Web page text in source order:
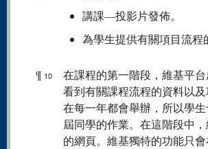
講課—投影片發佈。
為學生提供有關項目流
¶ 10
在課程的第一階段，維基平
看到有關課程流程的資料以
在每一年都會舉辦，所以學
屆同學的作業。在這階段中
的網頁。維基獨特的功能只